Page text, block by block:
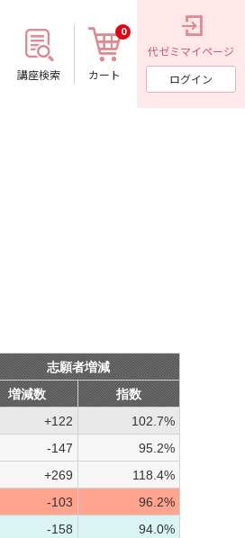
講座検索 カート
0
代ゼミマイページ
ログイン
志願者増減
増減数
指数
+122
102.7%
-147
95.2%
+269
118.4%
-103
96.2%
-158
94.0%